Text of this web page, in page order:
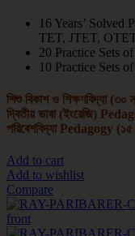
16 Years’
TET, JTET,
20 Practice Sets
10 Practice Sets
শিশু বিকাশ ও শিক্ষণবিদ্যা
দ্বিতীয় ভাষা (ইংরেজি)
পরিবেশবিদ্যা Pedagogy
Add to cart
Add to wishlist
Compare